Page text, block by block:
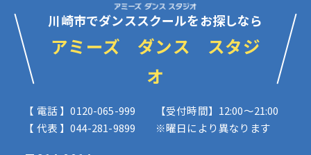
川崎市でダンススクールをお探しなら
アミーズ ダンス スタジ
オ
【 電話 】0120-065-999
【 代表 】044-281-9899
【受付時間】12:00〜21:00
※曜日により異なります